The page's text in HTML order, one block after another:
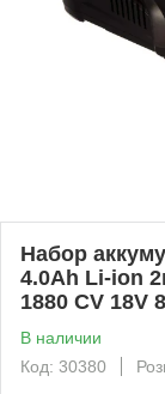
Набор
4.0Ah Li-ion
1880 CV 18V
В наличии
Код: 30380